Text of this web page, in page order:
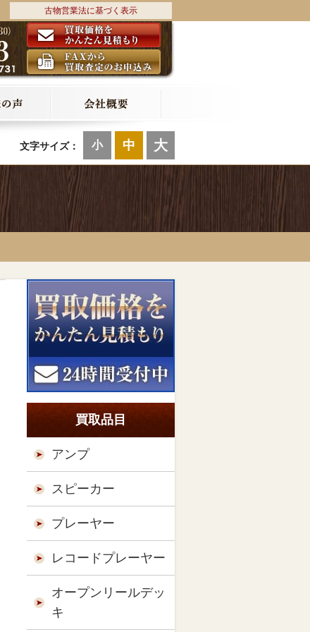
古物営業法に基づく表示
文字サイズ： 小 中 大
買取品目
アンプ
スピーカー
プレーヤー
レコードプレーヤー
オープンリールデッ
キ